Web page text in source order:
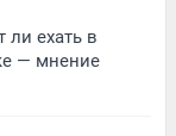
ли ехать в
— мнение